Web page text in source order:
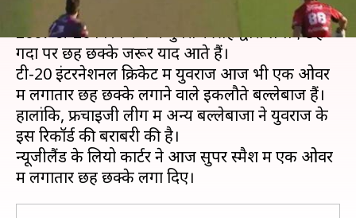
लगातार छह गेंदों पर छह छक्कों की बात आती है तो
2007 टी-20 विश्व कप में युवराज सिंह द्वारा लगाए छह
गेंदों पर छह छक्के जरूर याद आते हैं।
टी-20 इंटरनेशनल क्रिकेट में युवराज आज भी एक ओवर
में लगातार छह छक्के लगाने वाले इकलौते बल्लेबाज हैं।
हालांकि, फ्रेंचाइजी लीग में अन्य बल्लेबाजों ने युवराज के
इस रिकॉर्ड की बराबरी की है।
न्यूजीलैंड के लियो कार्टर ने आज सुपर स्मैश में एक ओवर